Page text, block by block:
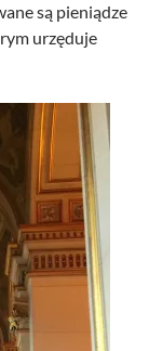
są pieniądze
urzęduje